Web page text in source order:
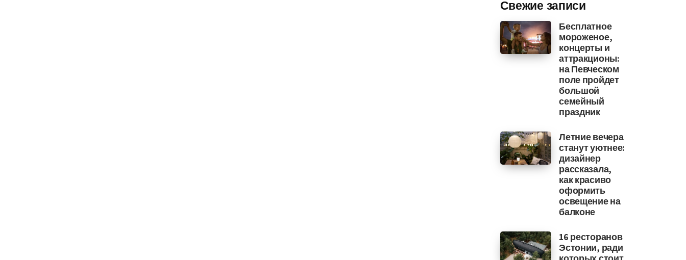
Свежие записи
Бесплатное
мороженое,
концерты и
аттракционы:
на Певческом
поле пройдет
большой
семейный
праздник
Летние вечера
станут уютнее:
дизайнер
рассказала,
как красиво
оформить
освещение на
балконе
16 ресторанов
Эстонии, ради